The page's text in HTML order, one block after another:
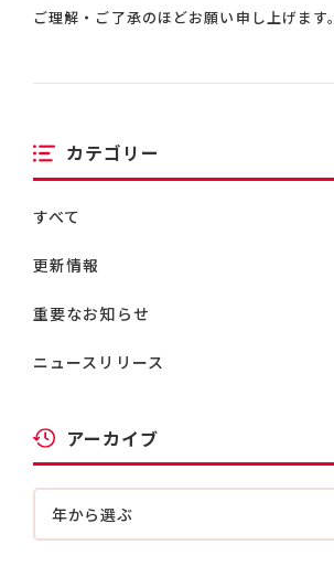
ご理解・ご了承のほどお願い申し上げます。
カテゴリー
すべて
更新情報
重要なお知らせ
ニュースリリース
アーカイブ
年から選ぶ